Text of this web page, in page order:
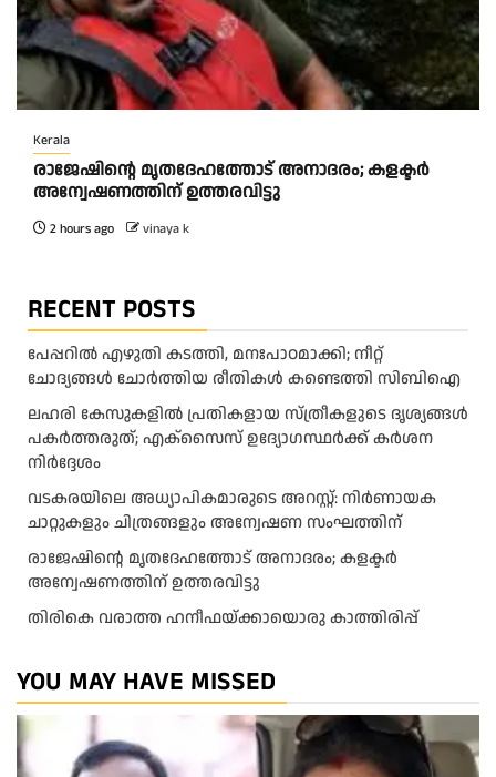
Kerala
രാജേഷിന്റെ മൃതദേഹത്തോട് അനാദരം; കളക്ടർ
അന്വേഷണത്തിന് ഉത്തരവിട്ടു
2 hours ago vinaya k
RECENT POSTS
പേപ്പറിൽ എഴുതി കടത്തി, മനഃപാഠമാക്കി; നീറ്റ്
ചോദ്യങ്ങൾ ചോർത്തിയ രീതികൾ കണ്ടെത്തി സിബിഐ
ലഹരി കേസുകളിൽ പ്രതികളായ സ്ത്രീകളുടെ ദൃശ്യങ്ങൾ
പകർത്തരുത്; എക്‌സൈസ് ഉദ്യോഗസ്ഥർക്ക് കർശന
നിർദ്ദേശം
വടകരയിലെ അധ്യാപികമാരുടെ അറസ്റ്റ്: നിർണായക
ചാറ്റുകളും ചിത്രങ്ങളും അന്വേഷണ സംഘത്തിന്
രാജേഷിന്റെ മൃതദേഹത്തോട് അനാദരം; കളക്ടർ
അന്വേഷണത്തിന് ഉത്തരവിട്ടു
തിരികെ വരാത്ത ഹനീഫയ്ക്കായൊരു കാത്തിരിപ്പ്
YOU MAY HAVE MISSED